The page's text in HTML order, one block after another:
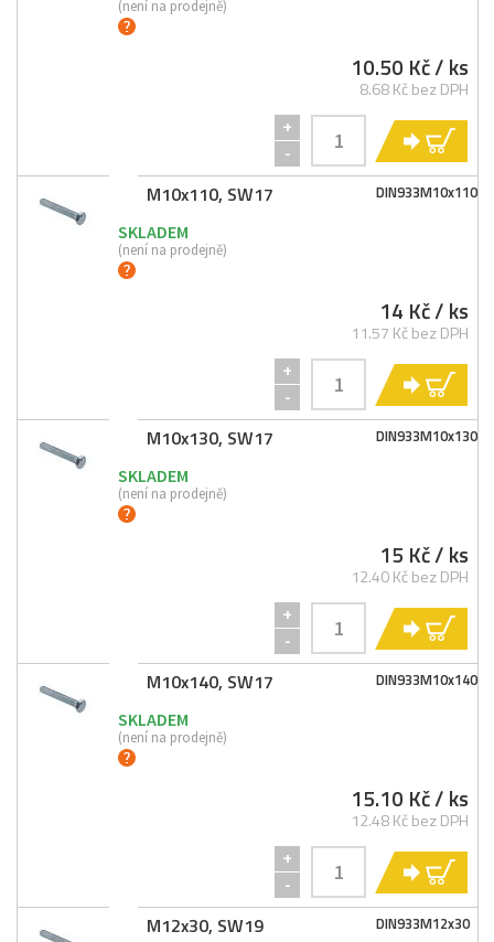
(není na prodejně)
10.50 Kč/ ks
8.68 Kč bez DPH
+
-
DIN933M10x110
M10x110, SW17
SKLADEM
(není na prodejně)
14 Kč/ ks
11.57 Kč bez DPH
+
-
DIN933M10x130
M10x130, SW17
SKLADEM
(není na prodejně)
15 Kč/ ks
12.40 Kč bez DPH
+
-
DIN933M10x140
M10x140, SW17
SKLADEM
(není na prodejně)
15.10 Kč/ ks
12.48 Kč bez DPH
+
-
DIN933M12x30
M12x30, SW19